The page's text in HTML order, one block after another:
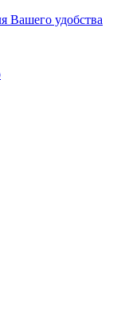
Вашего удобства